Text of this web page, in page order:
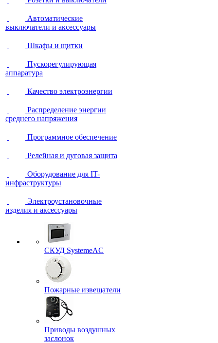
Автоматические
выключатели и аксессуары
Шкафы и щитки
Пускорегулирующая
аппаратура
Качество электроэнергии
Распределение энергии
среднего напряжения
Программное обеспечение
Релейная и дуговая защита
Оборудование для IT-
инфраструктуры
Электроустановочные
изделия и аксессуары
СКУД SystemeAC
Пожарные извещатели
Приводы воздушных
заслонок